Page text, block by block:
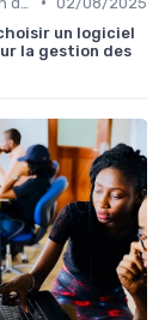
un logiciel
la gestion des